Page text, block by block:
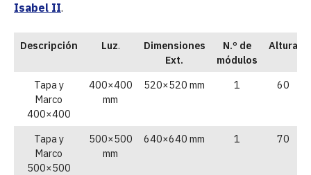
Isabel II.
Descripción Luz.
Dimensiones
Ext.
N.º de
módulos
Altura
Tapa y
Marco
400×400
400×400
mm
520×520 mm 1 60
Tapa y
Marco
500×500
500×500
mm
640×640 mm 1 70